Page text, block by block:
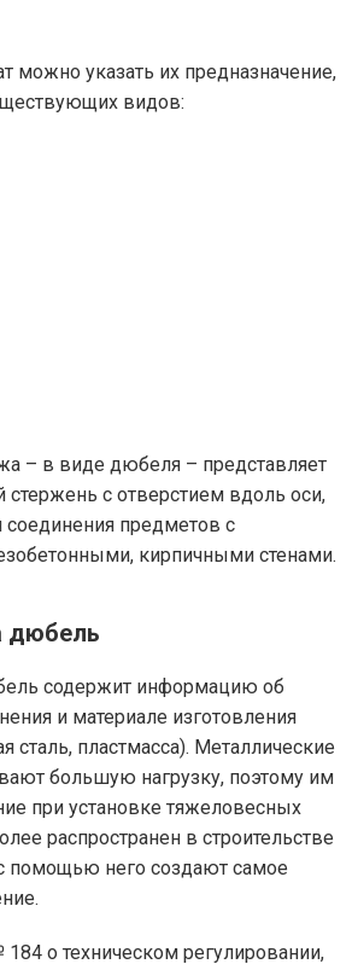
можно указать их предназначение,
видов:
– в виде дюбеля – представляет
стержень с отверстием вдоль оси,
предметов с
кирпичными стенами.
дюбель
содержит информацию об
и материале изготовления
сталь, пластмасса). Металлические
большую нагрузку, поэтому им
при установке тяжеловесных
распространен в строительстве
помощью него создают самое
о техническом регулировании,